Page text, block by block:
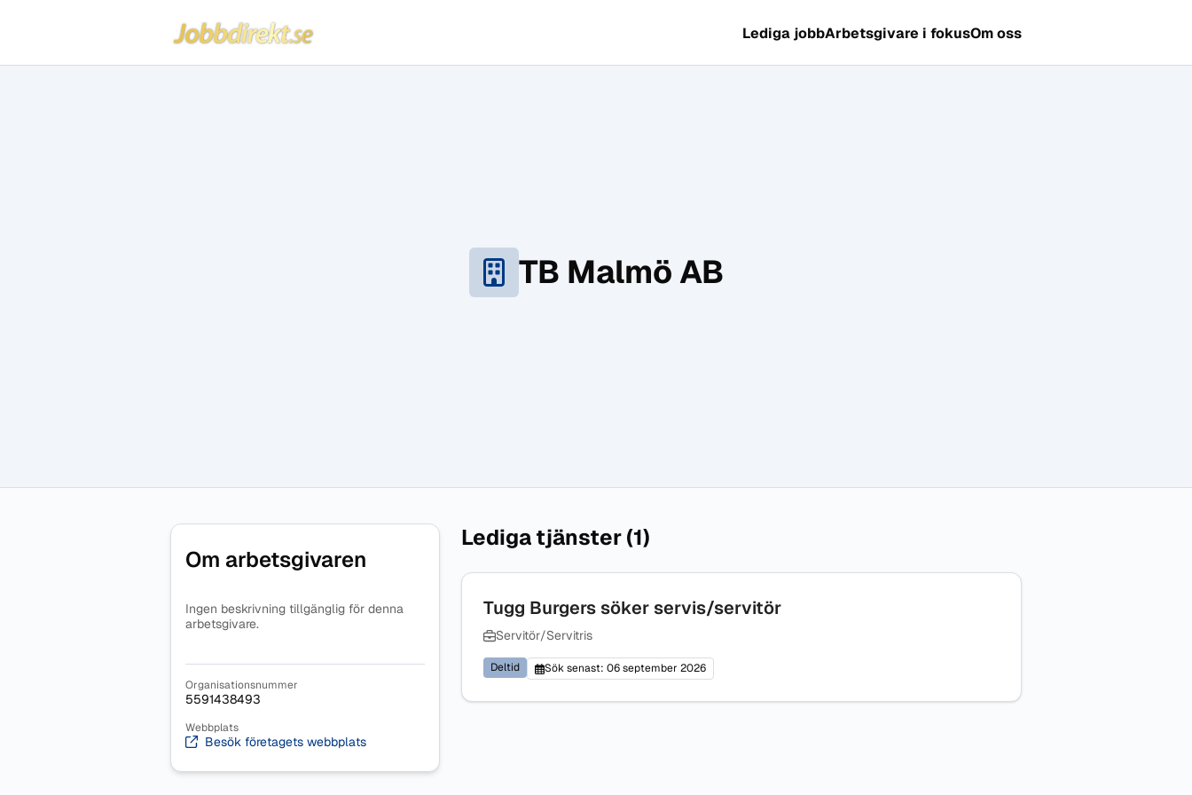
Hoppa till innehåll
Jobbdirekt Lediga jobbArbetsgivare i fokusOm oss
TB Malmö AB
Om arbetsgivaren
Ingen beskrivning tillgänglig för denna
arbetsgivare.
Organisationsnummer
5591438493
Webbplats
Besök företagets webbplats
Lediga tjänster (1)
Tugg Burgers söker servis/servitör
Servitör/Servitris
Deltid Sök senast: 06 september 2026